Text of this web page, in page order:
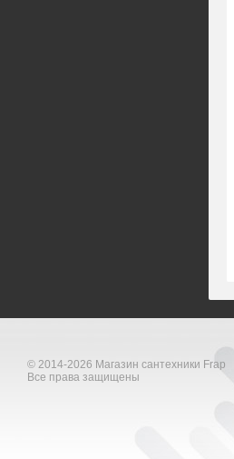
© 2014-2026 Магазин сантехники Frap
Все права защищены